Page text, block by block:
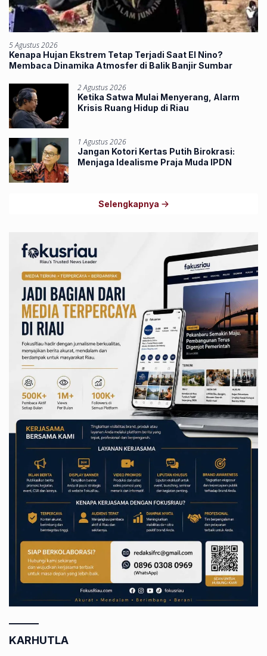
5 Agustus 2026
Kenapa Hujan Ekstrem Tetap Terjadi Saat El Nino?
Membaca Dinamika Atmosfer di Balik Banjir Sumbar
2 Agustus 2026
Ketika Satwa Mulai Menyerang, Alarm
Krisis Ruang Hidup di Riau
1 Agustus 2026
Jangan Kotori Kertas Putih Birokrasi:
Menjaga Idealisme Praja Muda IPDN
Selengkapnya
KARHUTLA